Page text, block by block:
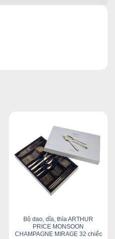
Bộ dao, dĩa, thìa ARTHUR
PRICE MONSOON
CHAMPAGNE MIRAGE 32 chiếc